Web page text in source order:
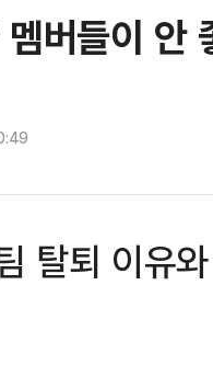
버들이 안
탈퇴 이유